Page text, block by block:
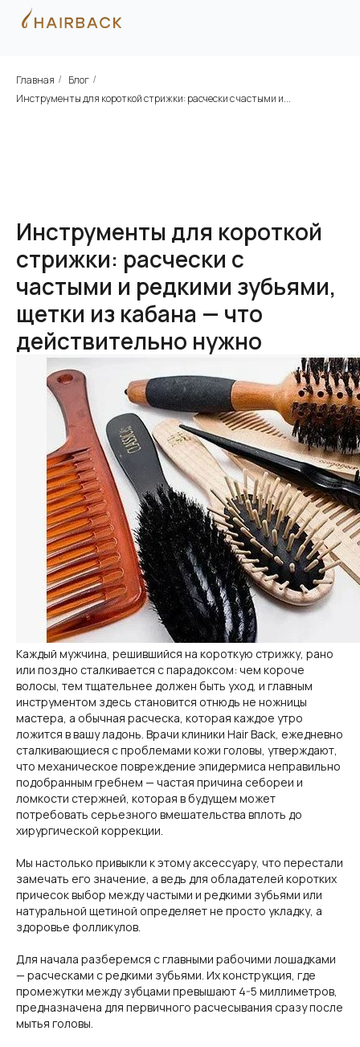
Главная / Блог /
Инструменты для короткой стрижки: расчески с частыми и...
Инструменты для короткой
стрижки: расчески с
частыми и редкими зубьями,
щетки из кабана — что
действительно нужно
Каждый мужчина, решившийся на короткую стрижку, рано
или поздно сталкивается с парадоксом: чем короче
волосы, тем тщательнее должен быть уход, и главным
инструментом здесь становится отнюдь не ножницы
мастера, а обычная расческа, которая каждое утро
ложится в вашу ладонь. Врачи клиники Hair Back, ежедневно
сталкивающиеся с проблемами кожи головы, утверждают,
что механическое повреждение эпидермиса неправильно
подобранным гребнем — частая причина себореи и
ломкости стержней, которая в будущем может
потребовать серьезного вмешательства вплоть до
хирургической коррекции.
Мы настолько привыкли к этому аксессуару, что перестали
замечать его значение, а ведь для обладателей коротких
причесок выбор между частыми и редкими зубьями или
натуральной щетиной определяет не просто укладку, а
здоровье фолликулов.
Для начала разберемся с главными рабочими лошадками
— расческами с редкими зубьями. Их конструкция, где
промежутки между зубцами превышают 4-5 миллиметров,
предназначена для первичного расчесывания сразу после
мытья головы.